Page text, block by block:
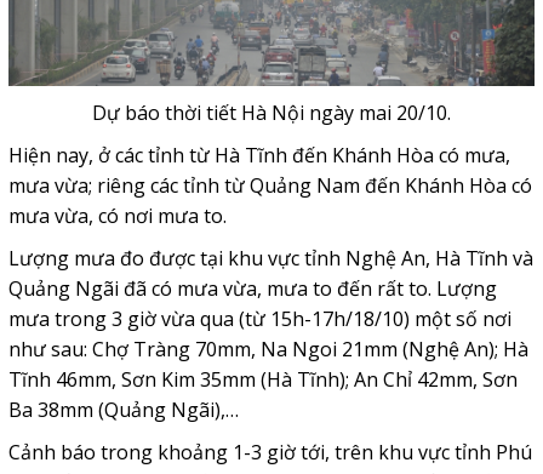
Dự báo thời tiết Hà Nội ngày mai 20/10.
Hiện nay, ở các tỉnh từ Hà Tĩnh đến Khánh Hòa có mưa,
mưa vừa; riêng các tỉnh từ Quảng Nam đến Khánh Hòa có
mưa vừa, có nơi mưa to.
Lượng mưa đo được tại khu vực tỉnh Nghệ An, Hà Tĩnh và
Quảng Ngãi đã có mưa vừa, mưa to đến rất to. Lượng
mưa trong 3 giờ vừa qua (từ 15h-17h/18/10) một số nơi
như sau: Chợ Tràng 70mm, Na Ngoi 21mm (Nghệ An); Hà
Tĩnh 46mm, Sơn Kim 35mm (Hà Tĩnh); An Chỉ 42mm, Sơn
Ba 38mm (Quảng Ngãi),…
Cảnh báo trong khoảng 1-3 giờ tới, trên khu vực tỉnh Phú